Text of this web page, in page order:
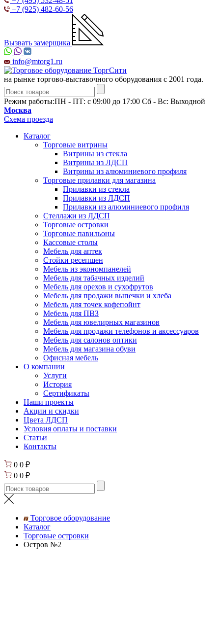
+7 (925) 482-60-56
Вызвать замерщика
info@mtorg1.ru
на рынке торгово-выставочного оборудования с 2001 года.
Режим работы:ПН - ПТ: с 09:00 до 17:00 Сб - Вс: Выходной
Москва
Схема проезда
Каталог
Торговые витрины
Витрины из cтекла
Витрины из ЛДСП
Витрины из алюминиевого профиля
Торговые прилавки для магазина
Прилавки из стекла
Прилавки из ЛДСП
Прилавки из алюминиевого профиля
Стеллажи из ЛДСП
Торговые островки
Торговые павильоны
Кассовые столы
Мебель для аптек
Стойки ресепшен
Мебель из экономпанелей
Мебель для табачных изделий
Мебель для орехов и сухофрутов
Мебель для продажи выпечки и хлеба
Мебель для точек кофепойнт
Мебель для ПВЗ
Мебель для ювелирных магазинов
Мебель для продажи телефонов и аксессуаров
Мебель для салонов оптики
Мебель для магазина обуви
Офисная мебель
О компании
Услуги
История
Сертификаты
Наши проекты
Акции и скидки
Цвета ЛДСП
Условия оплаты и поставки
Статьи
Контакты
0 0 ₽
0 0 ₽
Торговое оборудование
Каталог
Торговые островки
Остров №2